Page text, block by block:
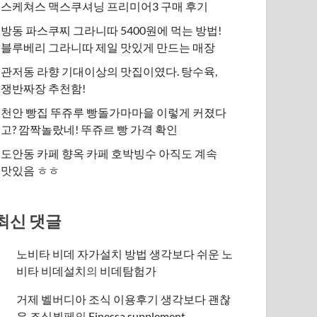
스케쳐스 맥스쿠셔닝 프리미어3 구매 후기
방동 파스쿠찌 그라니따 5400원에 먹는 방법!
블루베리 그라니따 제일 맛있게 만드는 매장
관저동 라향 기대이상의 맛집이였다. 탕수육,
쟁반짜장 추천함!
천안 빵집 뚜쥬루 빵돌가마마을 이렇게 커졌다
고? 깜짝놀랐네! 뚜쥬르 빵 가격 확인
도안동 카페 향옥 카페 호박빙수 아직도 계속
맛있음 ㅎㅎ
신 댓글
노비타 비데 자가설치 방법 생각보다 쉬운 노
비타 비데설치의 비데탐험가
거제 벨버디아 조식 이용후기 생각보다 괜찮